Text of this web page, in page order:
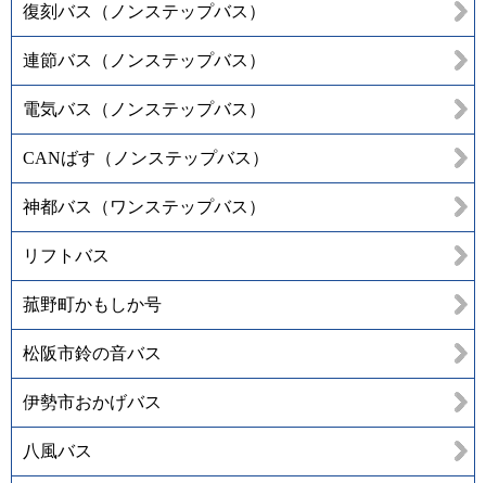
復刻バス（ノンステップバス）
連節バス（ノンステップバス）
電気バス（ノンステップバス）
CANばす（ノンステップバス）
神都バス（ワンステップバス）
リフトバス
菰野町かもしか号
松阪市鈴の音バス
伊勢市おかげバス
八風バス